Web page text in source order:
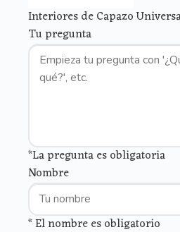
Interiores de Capazo
Tu pregunta
*La pregunta es obligatoria
Nombre
* El nombre es obligatorio